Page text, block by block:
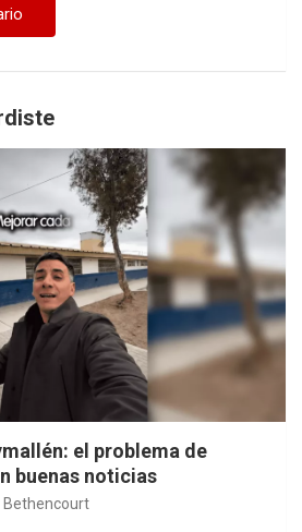
el problema de
buenas noticias
Bethencourt